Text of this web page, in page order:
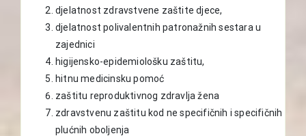
djelatnost zdravstvene zaštite djece,
djelatnost polivalentnih patronažnih sestara u
zajednici
higijensko-epidemiološku zaštitu,
hitnu medicinsku pomoć
zaštitu reproduktivnog zdravlja žena
zdravstvenu zaštitu kod ne specifičnih i specifičnih
plućnih oboljenja